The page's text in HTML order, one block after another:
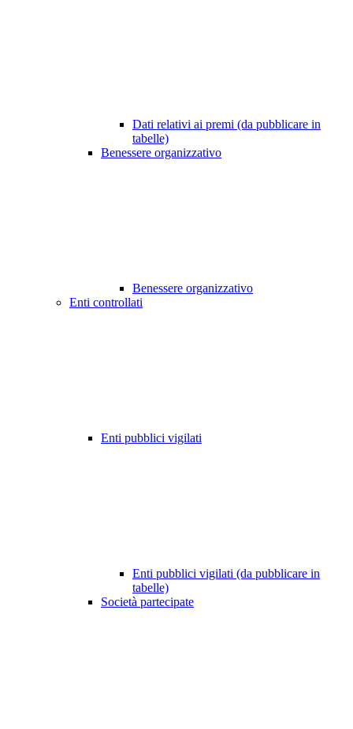
Dati relativi ai premi (da pubblicare in
tabelle)
Benessere organizzativo
Benessere organizzativo
Enti controllati
Enti pubblici vigilati
Enti pubblici vigilati (da pubblicare in
tabelle)
Società partecipate